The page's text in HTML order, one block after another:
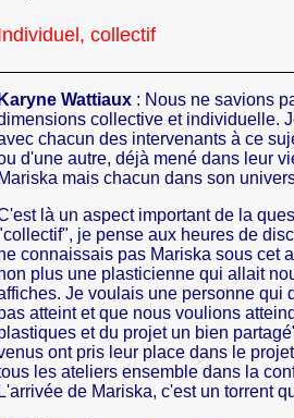
collectif
Karyne Wattiaux : Nous ne savions
collective et individuelle.
chacun des intervenants à ce
d'une autre, déjà mené dans leur
Mariska mais chacun dans son
là un aspect important de la
je pense aux heures de
connaissais pas Mariska sous cet
plus une plasticienne qui allait
Je voulais une personne qui
atteint et que nous voulions
et du projet un bien
ont pris leur place dans le
les ateliers ensemble dans la
L'arrivée de Mariska, c'est un torrent